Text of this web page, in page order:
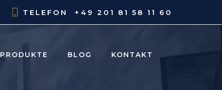
TELEFON +49 201 81 58 11 60
PRODUKTE BLOG KONTAKT